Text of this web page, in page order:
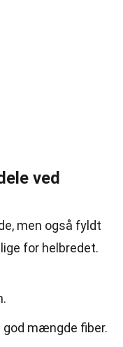
ved
men også fyldt
for helbredet.
god mængde fiber.